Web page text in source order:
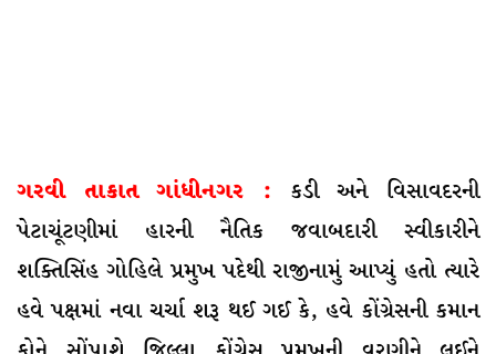
ગરવી તાકાત ગાંધીનગર :
કડી અને વિસાવદરની
પેટાચૂંટણીમાં હારની નૈતિક જવાબદારી સ્વીકારીને
શક્તિસિંહ ગોહિલે પ્રમુખ પદેથી રાજીનામું આપ્યું હતો ત્યારે
હવે પક્ષમાં નવા ચર્ચા શરૂ થઈ ગઈ કે, હવે કોંગ્રેસની કમાન